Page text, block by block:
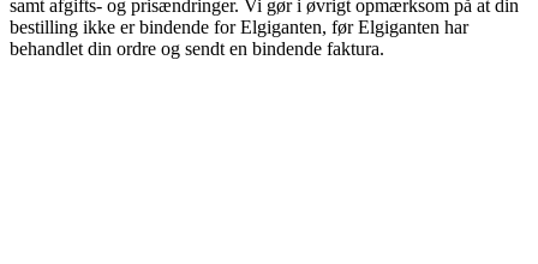
samt afgifts- og prisændringer. Vi gør i øvrigt opmærksom på at din
bestilling ikke er bindende for Elgiganten, før Elgiganten har
behandlet din ordre og sendt en bindende faktura.